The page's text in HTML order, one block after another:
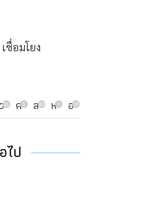
ชื่อมโยง
ว26 ศ5 ส80 ห1 อ111
ไป